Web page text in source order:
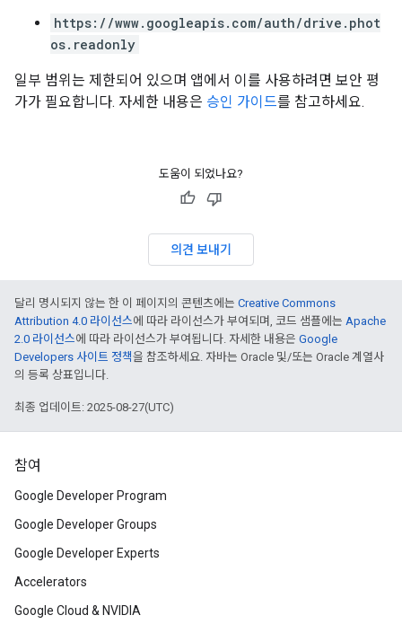
https://www.googleapis.com/auth/drive.phot
os.readonly
일부 범위는 제한되어 있으며 앱에서 이를 사용하려면 보안 평
가가 필요합니다. 자세한 내용은 승인 가이드를 참고하세요.
도움이 되었나요?
의견 보내기
달리 명시되지 않는 한 이 페이지의 콘텐츠에는 Creative Commons
Attribution 4.0 라이선스에 따라 라이선스가 부여되며, 코드 샘플에는 Apache
2.0 라이선스에 따라 라이선스가 부여됩니다. 자세한 내용은 Google
Developers 사이트 정책을 참조하세요. 자바는 Oracle 및/또는 Oracle 계열사
의 등록 상표입니다.
최종 업데이트: 2025-08-27(UTC)
참여
Google Developer Program
Google Developer Groups
Google Developer Experts
Accelerators
Google Cloud & NVIDIA